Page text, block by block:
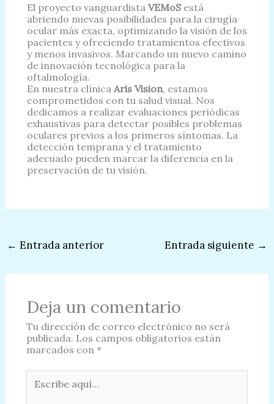
El proyecto vanguardista VEMoSestá
abriendo nuevas posibilidades para la cirugía
ocular más exacta, optimizando la visión de los
pacientes y ofreciendo tratamientos efectivos
y menos invasivos. Marcando un nuevo camino
de innovación tecnológica para la
oftalmología.
En nuestra clínica Aris Vision, estamos
comprometidos con tu salud visual. Nos
dedicamos a realizar evaluaciones periódicas
exhaustivas para detectar posibles problemas
oculares previos a los primeros síntomas. La
detección temprana y el tratamiento
adecuado pueden marcar la diferencia en la
preservación de tu visión.
← Entrada anterior Entrada siguiente →
Deja un comentario
Tu dirección de correo electrónico no será
publicada. Los campos obligatorios están
marcados con *
aquí...